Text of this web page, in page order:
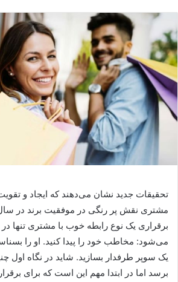
تحقیقات جدید نشان می‌دهند که ایجاد و
برقراری یک نوع رابطه خوب با مشتری تنها
می‌شود: مخاطب خود را پیدا کنید. او را
یک سوپر طرفدار بسازید. شاید در نگاه اول
برسد اما در ابتدا مهم این است که برای